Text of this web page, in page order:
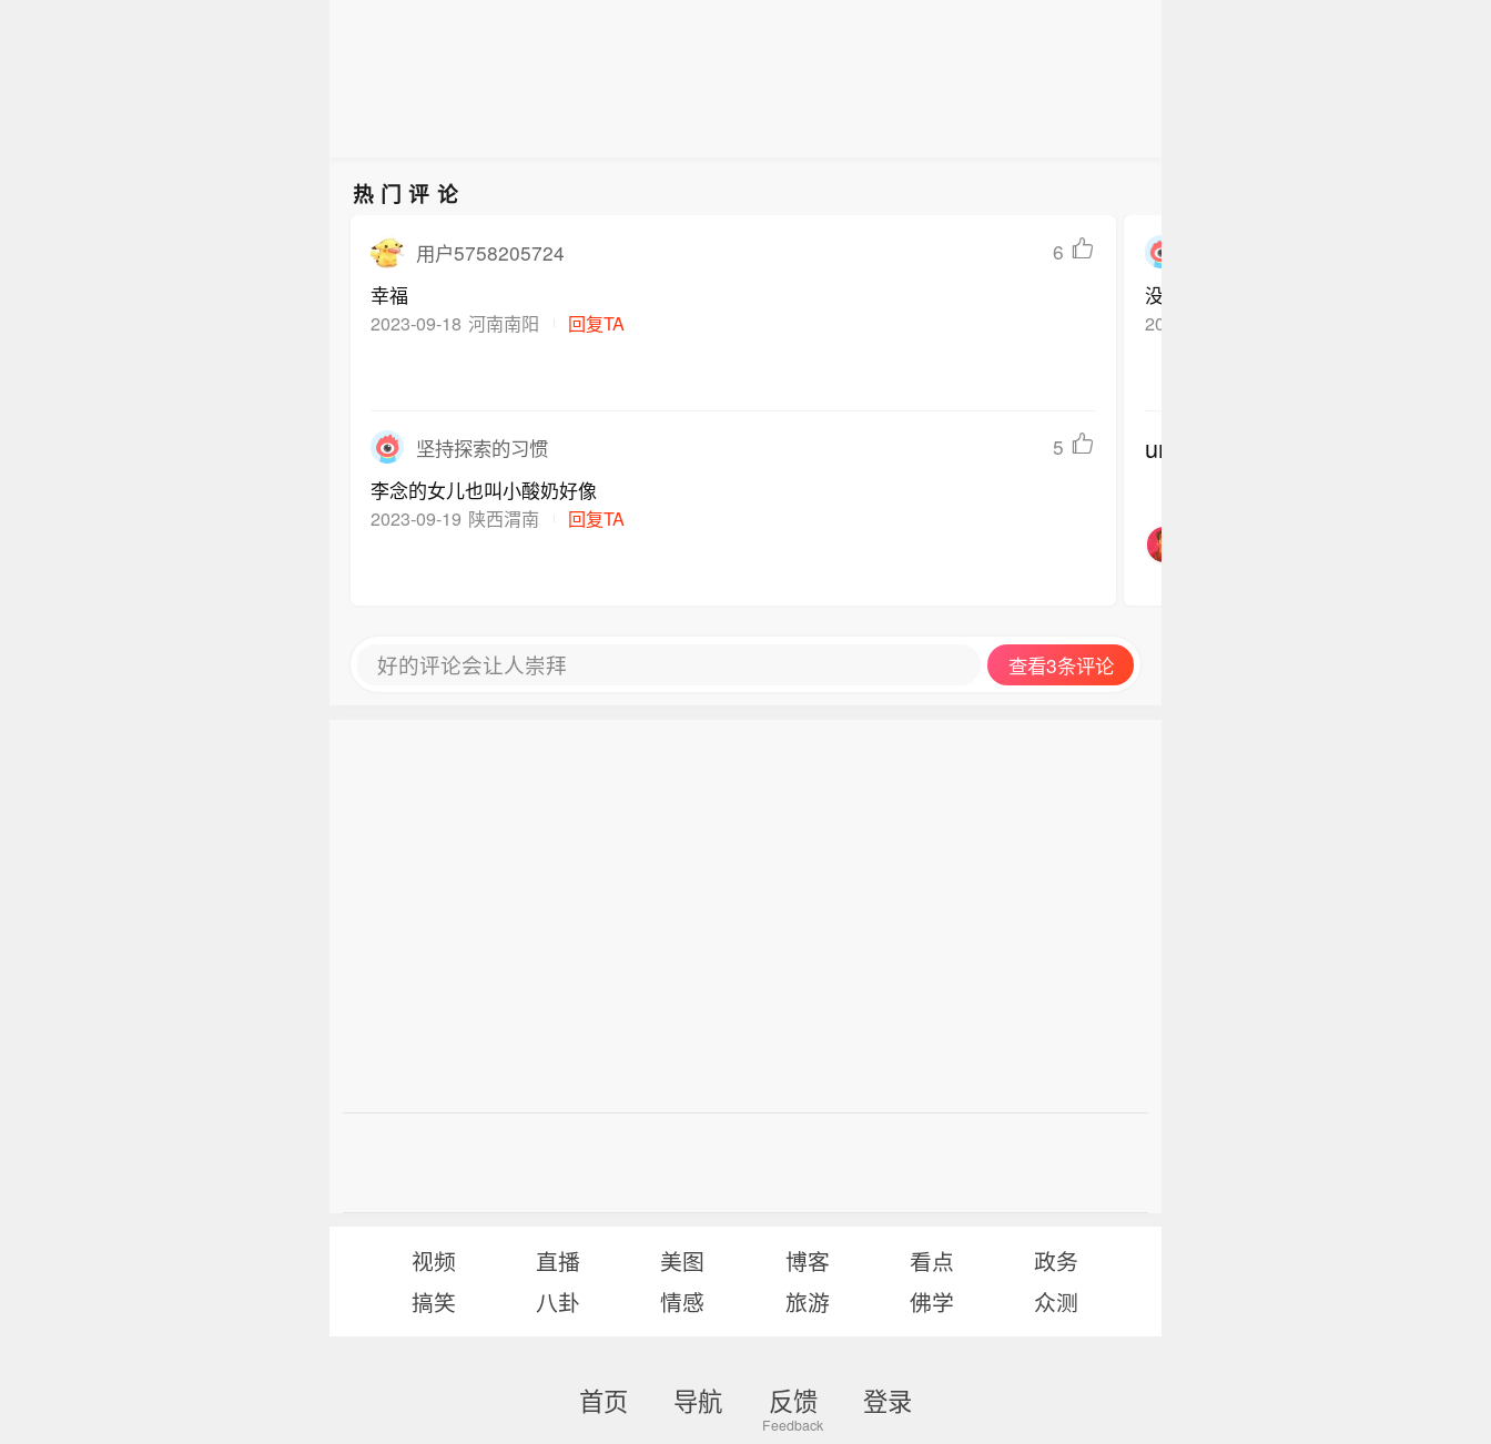
热门评论
用户5758205724
6
幸福
2023-09-18 河南南阳 回复TA
坚持探索的习惯
5
李念的女儿也叫小酸奶好像
2023-09-19 陕西渭南 回复TA
没有
2023-09-25
undefined
好的评论会让人崇拜 查看3条评论
视频 直播 美图 博客 看点
政务
搞笑
八卦 情感 旅游 佛学 众测
首页 导航 反馈 登录